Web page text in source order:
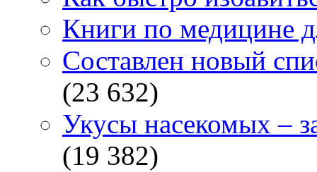
Книги по медицине
Составлен новый
(23 632)
Укусы насекомых –
(19 382)